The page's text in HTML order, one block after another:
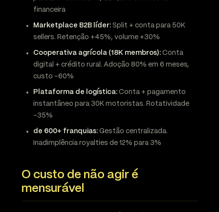
financeira
Marketplace B2B líder: Split + conta para 50K
sellers. Retenção +45%, volume +30%
Cooperativa agrícola (18K membros): Conta
digital + crédito rural. Adoção 80% em 6 meses,
custo -60%
Plataforma de logística: Conta + pagamento
instantâneo para 30K motoristas. Rotatividade
-35%
de 600+ franquias: Gestão centralizada.
Inadimplência royalties de 12% para 3%
O custo de não agir é
mensurável